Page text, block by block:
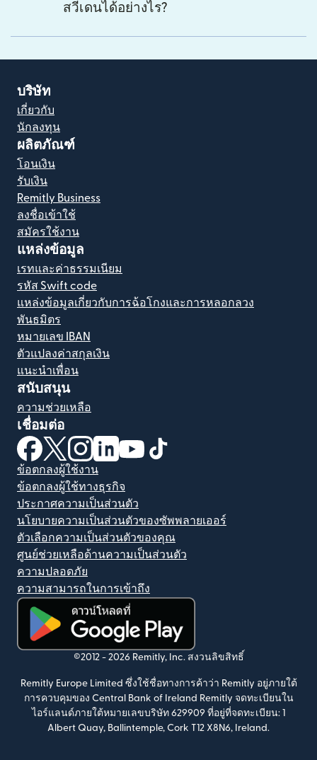
สวีเดนได้อย่างไร?
บริษัท
เกี่ยวกับ
นักลงทุน
ผลิตภัณฑ์
โอนเงิน
รับเงิน
Remitly Business
ลงชื่อเข้าใช้
สมัครใช้งาน
แหล่งข้อมูล
เรทและค่าธรรมเนียม
รหัส Swift code
แหล่งข้อมูลเกี่ยวกับการฉ้อโกงและการหลอกลวง
พันธมิตร
หมายเลข IBAN
ตัวแปลงค่าสกุลเงิน
แนะนำเพื่อน
สนับสนุน
ความช่วยเหลือ
เชื่อมต่อ
(เปิดในหน้าต่างใหม่)
(เปิดในหน้าต่างใหม่)
(เปิดในหน้าต่างใหม่)
(เปิดในหน้าต่างใหม่)
(เปิดในหน้าต่างใหม่)
ข้อตกลงผู้ใช้งาน
ข้อตกลงผู้ใช้ทางธุรกิจ
ประกาศความเป็นส่วนตัว
นโยบายความเป็นส่วนตัวของซัพพลายเออร์
ตัวเลือกความเป็นส่วนตัวของคุณ
ศูนย์ช่วยเหลือด้านความเป็นส่วนตัว
ความปลอดภัย
ความสามารถในการเข้าถึง
(เปิดในหน้าต่างใหม่)
©2012 - 2026 Remitly, Inc. สงวนลิขสิทธิ์
Remitly Europe Limited ซึ่งใช้ชื่อทางการค้าว่า Remitly อยู่ภายใต้
การควบคุมของ Central Bank of Ireland Remitly จดทะเบียนใน
ไอร์แลนด์ภายใต้หมายเลขบริษัท 629909 ที่อยู่ที่จดทะเบียน: 1
Albert Quay, Ballintemple, Cork T12 X8N6, Ireland.